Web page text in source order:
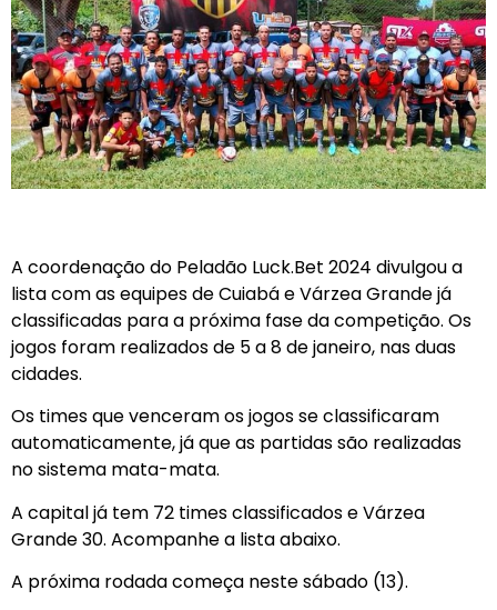
A coordenação do Peladão Luck.Bet 2024 divulgou a
lista com as equipes de Cuiabá e Várzea Grande já
classificadas para a próxima fase da competição. Os
jogos foram realizados de 5 a 8 de janeiro, nas duas
cidades.
Os times que venceram os jogos se classificaram
automaticamente, já que as partidas são realizadas
no sistema mata-mata.
A capital já tem 72 times classificados e Várzea
Grande 30. Acompanhe a lista abaixo.
A próxima rodada começa neste sábado (13).